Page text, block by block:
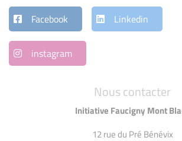
Nous contacter
Initiative Faucigny Mont
12 rue du Pré Bénévix
Facebook Linkedin
instagram